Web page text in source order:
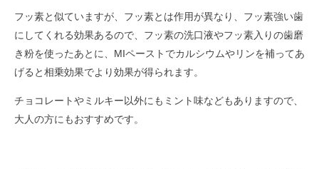
フッ素と似ていますが、フッ素とは作用が異なり、フッ素強い歯
にしてくれる効果あるので、フッ素の洗口液やフッ素入りの歯磨
き粉を使ったあとに、MIペーストでカルシウムやリンを補ってあ
げると相乗効果でより効果が得られます。
チョコレートやミルキー以外にもミント味などもありますので、
大人の方にもおすすめです。